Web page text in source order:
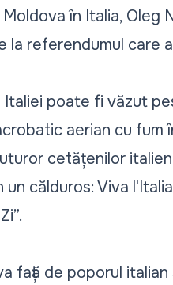
în Italia, Oleg
referendumul care
Italiei poate fi văzut
aerian cu fum
cetățenilor
călduros: Viva
”.
față de poporul